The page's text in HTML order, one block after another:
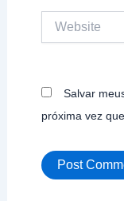
Salvar
próxima vez